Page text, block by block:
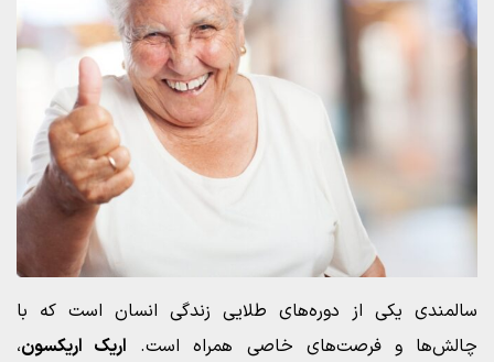
سالمندی یکی از دوره‌های طلایی زندگی انسان است که با
چالش‌ها و فرصت‌های خاصی همراه است. اریک اریکسون،